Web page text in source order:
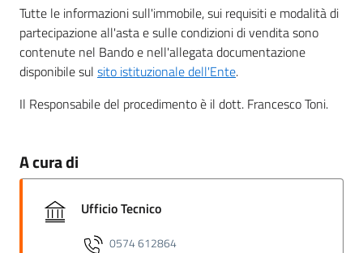
Tutte le informazioni sull'immobile, sui requisiti e modalità di
partecipazione all'asta e sulle condizioni di vendita sono
contenute nel Bando e nell'allegata documentazione
disponibile sul sito istituzionale dell'Ente.
Il Responsabile del procedimento è il dott. Francesco Toni.
A cura di
Ufficio Tecnico
0574 612864